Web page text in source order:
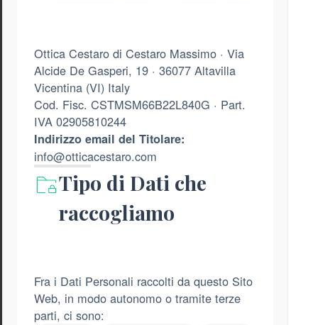
Ottica Cestaro di Cestaro Massimo · Via
Alcide De Gasperi, 19 · 36077 Altavilla
Vicentina (VI) Italy
Cod. Fisc. CSTMSM66B22L840G · Part.
IVA 02905810244
Indirizzo email del Titolare:
info@otticacestaro.com
Tipo di Dati che
raccogliamo
Fra i Dati Personali raccolti da questo Sito
Web, in modo autonomo o tramite terze
parti, ci sono: